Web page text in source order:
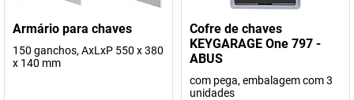
Armário para chaves
150 ganchos, AxLxP 550 x 380
x 140 mm
Cofre de chaves
KEYGARAGE One 797 -
ABUS
com pega, embalagem com 3
unidades